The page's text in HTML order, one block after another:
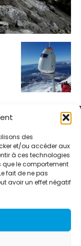
des
et/ou accéder aux
à ces technologies
que le comportement
fait de ne pas
avoir un effet négatif
presse et de
1995, elle conçoit et
et à l’international